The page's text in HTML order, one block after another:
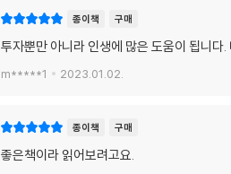
종이책 구매
투자뿐만 아니라 인생에 많은 도움이 됩니
m*****1 2023.01.02.
종이책 구매
좋은책이라 읽어보려고요.